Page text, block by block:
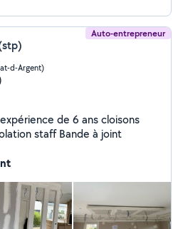
Auto-entrepreneur
d-Argent)
de 6 ans cloisons
sèches faux plafonds isolation staff Bande à joint